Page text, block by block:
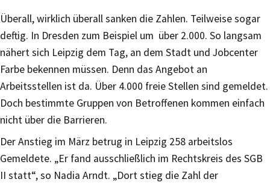
Überall, wirklich überall sanken die Zahlen. Teilweise sogar
deftig. In Dresden zum Beispiel um über 2.000. So langsam
nähert sich Leipzig dem Tag, an dem Stadt und Jobcenter
Farbe bekennen müssen. Denn das Angebot an
Arbeitsstellen ist da. Über 4.000 freie Stellen sind gemeldet.
Doch bestimmte Gruppen von Betroffenen kommen einfach
nicht über die Barrieren.
Der Anstieg im März betrug in Leipzig 258 arbeitslos
Gemeldete. „Er fand ausschließlich im Rechtskreis des SGB
II statt“, so Nadia Arndt. „Dort stieg die Zahl der